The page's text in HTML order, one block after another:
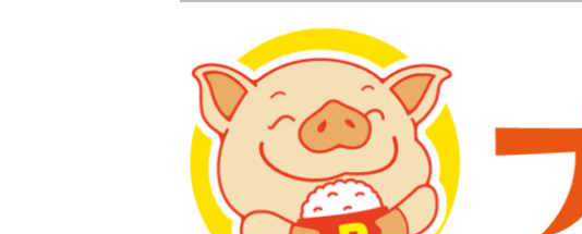
プーさんの満腹日記
豊中・箕面)のラン
化してます。